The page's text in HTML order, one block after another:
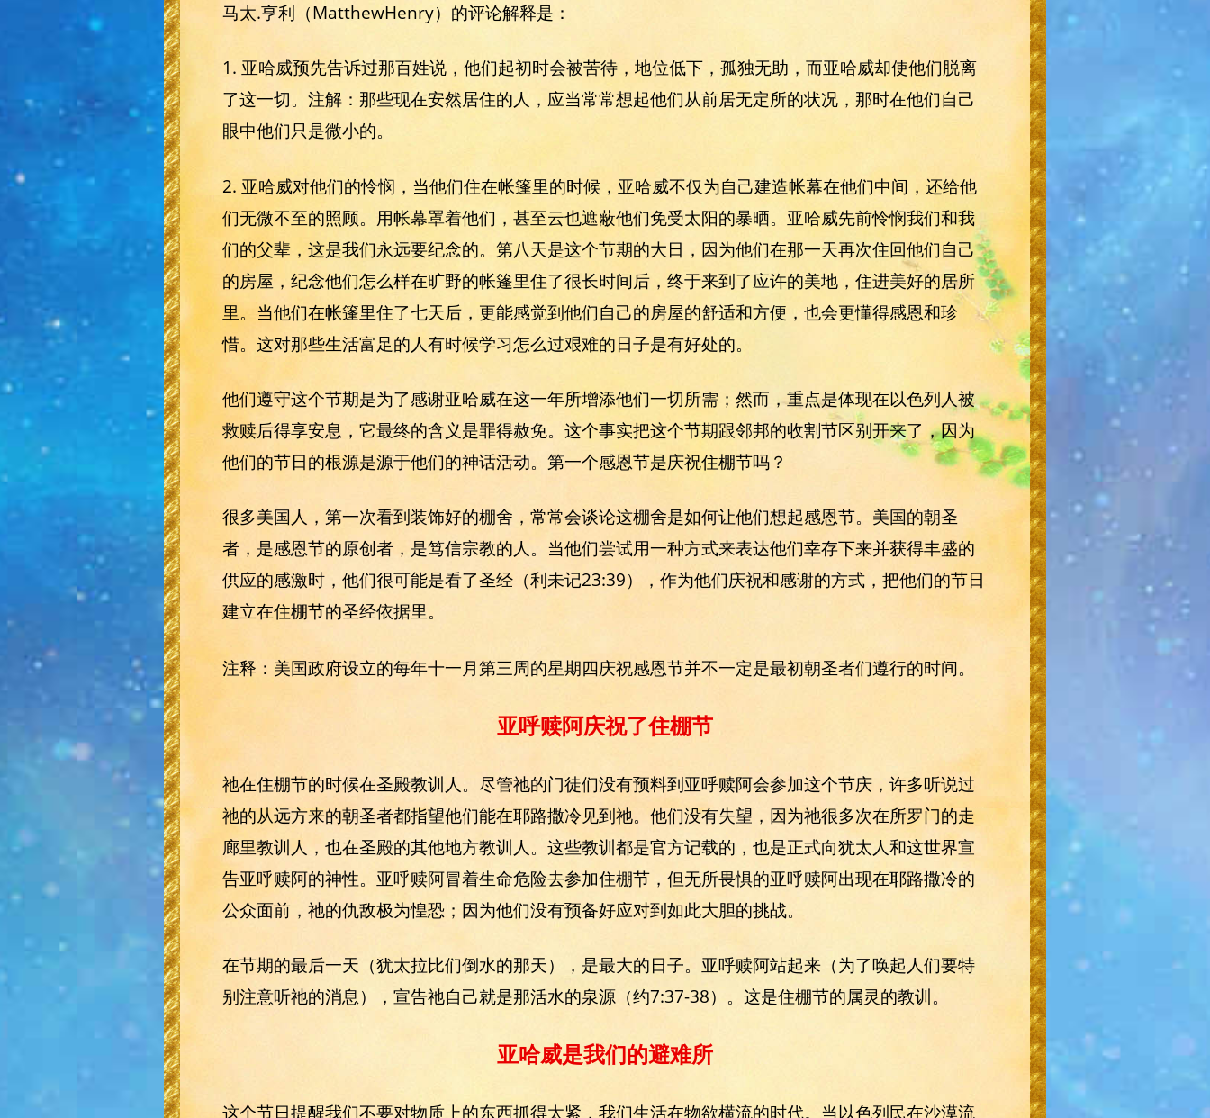
马太.亨利（MatthewHenry）的评论解释是：
1. 亚哈威预先告诉过那百姓说，他们起初时会被苦待，地位低下，孤独无助，而亚哈威却使他们脱离
了这一切。注解：那些现在安然居住的人，应当常常想起他们从前居无定所的状况，那时在他们自己
眼中他们只是微小的。
2. 亚哈威对他们的怜悯，当他们住在帐篷里的时候，亚哈威不仅为自己建造帐幕在他们中间，还给他
们无微不至的照顾。用帐幕罩着他们，甚至云也遮蔽他们免受太阳的暴晒。亚哈威先前怜悯我们和我
们的父辈，这是我们永远要纪念的。第八天是这个节期的大日，因为他们在那一天再次住回他们自己
的房屋，纪念他们怎么样在旷野的帐篷里住了很长时间后，终于来到了应许的美地，住进美好的居所
里。当他们在帐篷里住了七天后，更能感觉到他们自己的房屋的舒适和方便，也会更懂得感恩和珍
惜。这对那些生活富足的人有时候学习怎么过艰难的日子是有好处的。
他们遵守这个节期是为了感谢亚哈威在这一年所增添他们一切所需；然而，重点是体现在以色列人被
救赎后得享安息，它最终的含义是罪得赦免。这个事实把这个节期跟邻邦的收割节区别开来了，因为
他们的节日的根源是源于他们的神话活动。第一个感恩节是庆祝住棚节吗？
很多美国人，第一次看到装饰好的棚舍，常常会谈论这棚舍是如何让他们想起感恩节。美国的朝圣
者，是感恩节的原创者，是笃信宗教的人。当他们尝试用一种方式来表达他们幸存下来并获得丰盛的
供应的感激时，他们很可能是看了圣经（利未记23:39），作为他们庆祝和感谢的方式，把他们的节日
建立在住棚节的圣经依据里。
注释：美国政府设立的每年十一月第三周的星期四庆祝感恩节并不一定是最初朝圣者们遵行的时间。
亚呼赎阿庆祝了住棚节
祂在住棚节的时候在圣殿教训人。尽管祂的门徒们没有预料到亚呼赎阿会参加这个节庆，许多听说过
祂的从远方来的朝圣者都指望他们能在耶路撒冷见到祂。他们没有失望，因为祂很多次在所罗门的走
廊里教训人，也在圣殿的其他地方教训人。这些教训都是官方记载的，也是正式向犹太人和这世界宣
告亚呼赎阿的神性。亚呼赎阿冒着生命危险去参加住棚节，但无所畏惧的亚呼赎阿出现在耶路撒冷的
公众面前，祂的仇敌极为惶恐；因为他们没有预备好应对到如此大胆的挑战。
在节期的最后一天（犹太拉比们倒水的那天），是最大的日子。亚呼赎阿站起来（为了唤起人们要特
别注意听祂的消息），宣告祂自己就是那活水的泉源（约7:37-38）。这是住棚节的属灵的教训。
亚哈威是我们的避难所
这个节日提醒我们不要对物质上的东西抓得太紧，我们生活在物欲横流的时代。当以色列民在沙漠流